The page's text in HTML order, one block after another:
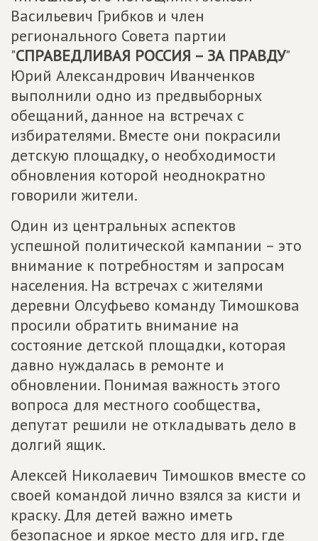
Васильевич Грибков и член
регионального Совета партии
"СПРАВЕДЛИВАЯ РОССИЯ – ЗА ПРАВДУ"
Юрий Александрович Иванченков
выполнили одно из предвыборных
обещаний, данное на встречах с
избирателями. Вместе они покрасили
детскую площадку, о необходимости
обновления которой неоднократно
говорили жители.
Один из центральных аспектов
успешной политической кампании – это
внимание к потребностям и запросам
населения. На встречах с жителями
деревни Олсуфьево команду Тимошкова
просили обратить внимание на
состояние детской площадки, которая
давно нуждалась в ремонте и
обновлении. Понимая важность этого
вопроса для местного сообщества,
депутат решили не откладывать дело в
долгий ящик.
Алексей Николаевич Тимошков вместе со
своей командой лично взялся за кисти и
краску. Для детей важно иметь
безопасное и яркое место для игр, где